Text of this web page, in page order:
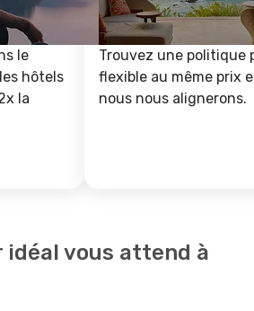
le
hôtels
la
Trouvez une politique
flexible au même prix
nous nous alignerons.
idéal vous attend à